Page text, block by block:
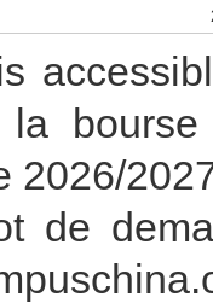
bourse
2026/
de